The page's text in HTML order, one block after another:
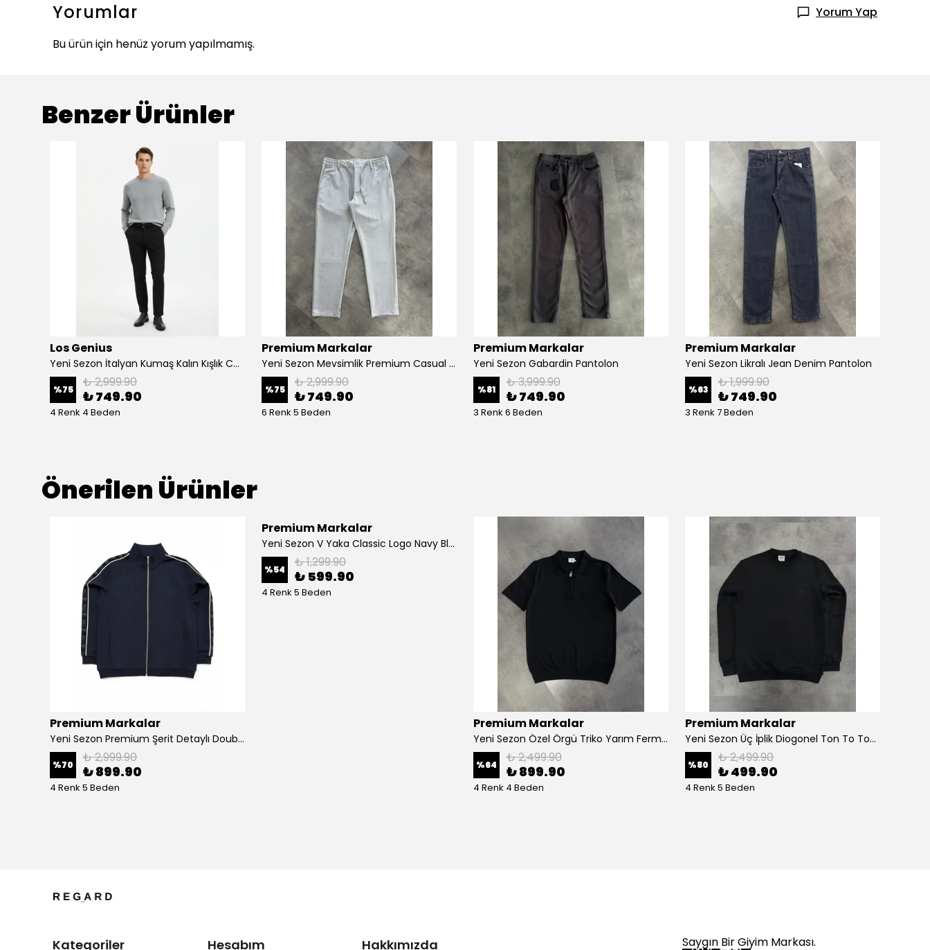
Yorumlar
Yorum Yap
Bu ürün için henüz yorum yapılmamış.
Benzer Ürünler
Los Genius
Yeni Sezon İtalyan Kumaş Kalın Kışlık Casual Pantalon
%75 ₺ 2,999.90
₺ 749.90
4 Renk 4 Beden
Premium Markalar
Yeni Sezon Mevsimlik Premium Casual Kumaş Pantalon
%75 ₺ 2,999.90
₺ 749.90
6 Renk 5 Beden
Premium Markalar
Yeni Sezon Gabardin Pantolon
%81 ₺ 3,999.90
₺ 749.90
3 Renk 6 Beden
Premium Markalar
Yeni Sezon Likralı Jean Denim Pantolon
%63 ₺ 1,999.90
₺ 749.90
3 Renk 7 Beden
Önerilen Ürünler
Premium Markalar
Yeni Sezon Premium Şerit Detaylı Double Face Ceket
%70 ₺ 2,999.90
₺ 899.90
4 Renk 5 Beden
Premium Markalar
Yeni Sezon V Yaka Classic Logo Navy Blue T-shirt
%54 ₺ 1,299.90
₺ 599.90
4 Renk 5 Beden
Premium Markalar
Yeni Sezon Özel Örgü Triko Yarım Fermuarlı Polo Yaka T-shirt
%64 ₺ 2,499.90
₺ 899.90
4 Renk 4 Beden
Premium Markalar
Yeni Sezon Üç İplik Diogonel Ton To Tone Logo Sweatshirt
%80 ₺ 2,499.90
₺ 499.90
4 Renk 5 Beden
Kategoriler Hesabım Hakkımızda Saygın Bir Giyim Markası.